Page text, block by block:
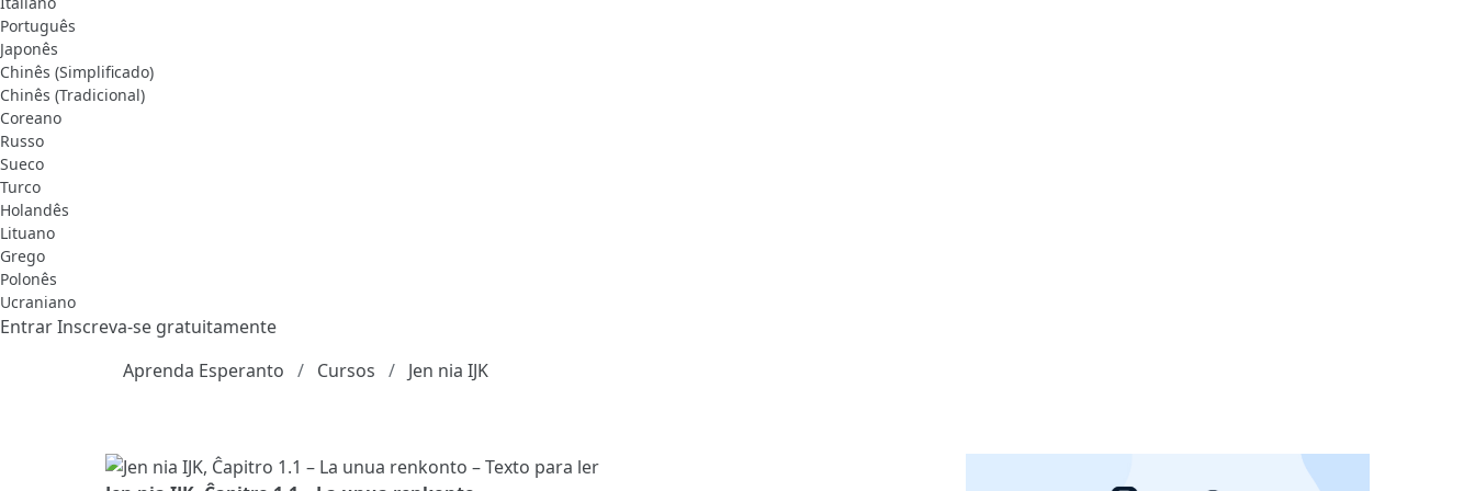
Português
Japonês
Chinês (Simplificado)
Chinês (Tradicional)
Coreano
Russo
Sueco
Turco
Holandês
Lituano
Grego
Polonês
Ucraniano
EntrarInscreva-se gratuitamente
Aprenda Esperanto
Cursos Jen nia IJK